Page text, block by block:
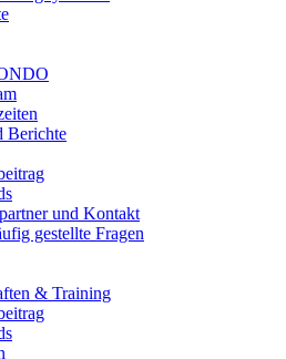
Berichte
und Kontakt
gestellte Fragen
& Training